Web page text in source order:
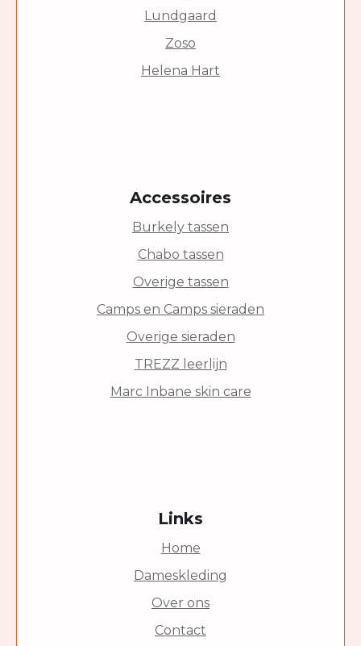
Lundgaard
Zoso
Helena Hart
Accessoires
Burkely tassen
Chabo tassen
Overige tassen
Camps en Camps sieraden
Overige sieraden
TREZZ leerlijn
Marc Inbane skin care
Links
Home
Dameskleding
Over ons
Contact